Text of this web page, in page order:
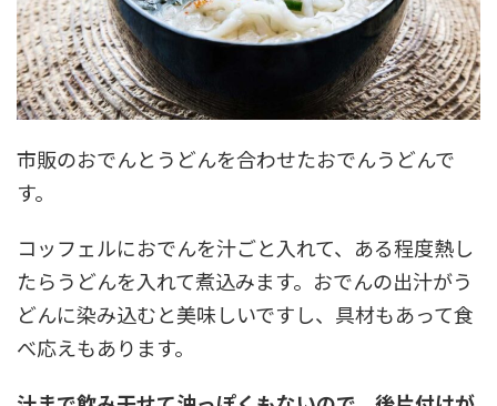
市販のおでんとうどんを合わせたおでんうどんで
す。
コッフェルにおでんを汁ごと入れて、ある程度熱し
たらうどんを入れて煮込みます。おでんの出汁がう
どんに染み込むと美味しいですし、具材もあって食
べ応えもあります。